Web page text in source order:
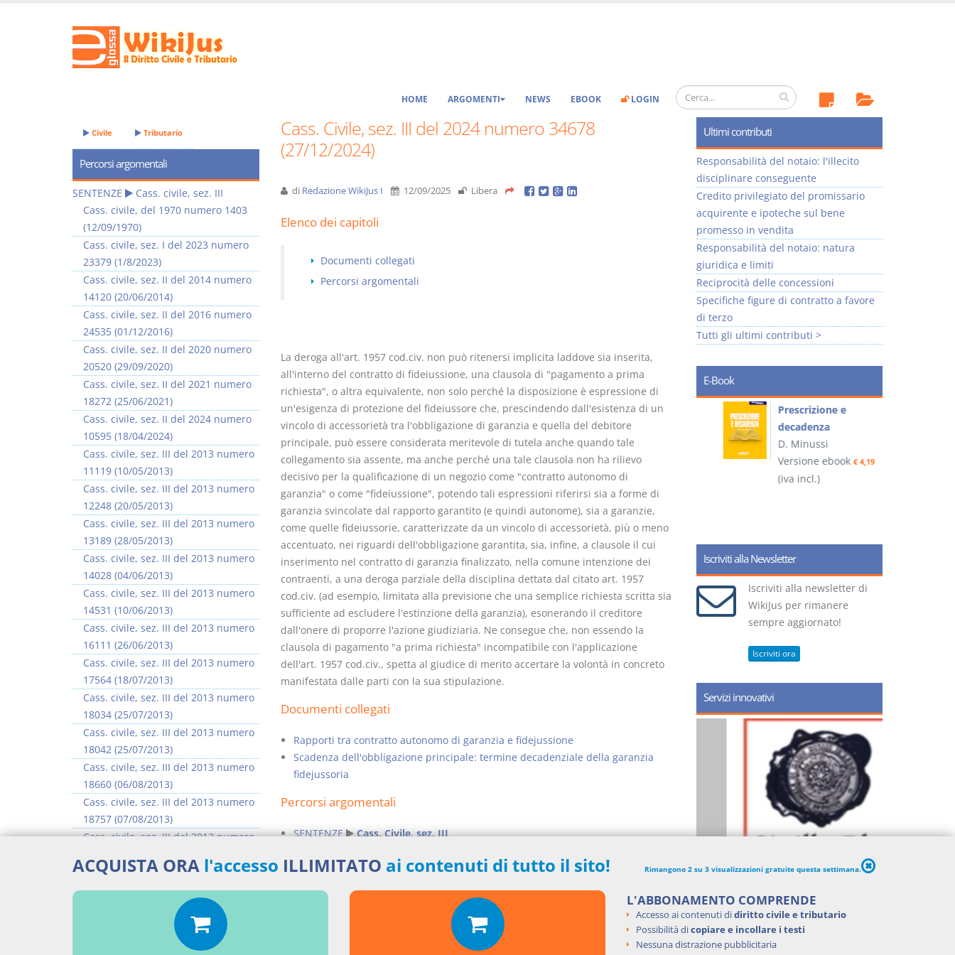
HOME ARGOMENTI NEWS EBOOK LOGIN
Cass. Civile, sez. III del 2024 numero 34678
(27/12/2024)
di Redazione WikiJus I 12/09/2025 Libera
Elenco dei capitoli
Documenti collegati
Percorsi argomentali
La deroga all'art. 1957 cod.civ. non può ritenersi implicita laddove sia inserita,
all'interno del contratto di fideiussione, una clausola di "pagamento a prima
richiesta", o altra equivalente, non solo perché la disposizione è espressione di
un'esigenza di protezione del fideiussore che, prescindendo dall'esistenza di un
vincolo di accessorietà tra l'obbligazione di garanzia e quella del debitore
principale, può essere considerata meritevole di tutela anche quando tale
collegamento sia assente, ma anche perché una tale clausola non ha rilievo
decisivo per la qualificazione di un negozio come "contratto autonomo di
garanzia" o come "fideiussione", potendo tali espressioni riferirsi sia a forme di
garanzia svincolate dal rapporto garantito (e quindi autonome), sia a garanzie,
come quelle fideiussorie, caratterizzate da un vincolo di accessorietà, più o meno
accentuato, nei riguardi dell'obbligazione garantita, sia, infine, a clausole il cui
inserimento nel contratto di garanzia finalizzato, nella comune intenzione dei
contraenti, a una deroga parziale della disciplina dettata dal citato art. 1957
cod.civ. (ad esempio, limitata alla previsione che una semplice richiesta scritta sia
sufficiente ad escludere l'estinzione della garanzia), esonerando il creditore
dall'onere di proporre l'azione giudiziaria. Ne consegue che, non essendo la
clausola di pagamento "a prima richiesta" incompatibile con l'applicazione
dell'art. 1957 cod.civ., spetta al giudice di merito accertare la volontà in concreto
manifestata dalle parti con la sua stipulazione.
Documenti collegati
Rapporti tra contratto autonomo di garanzia e fidejussione
Scadenza dell'obbligazione principale: termine decadenziale della garanzia
fidejussoria
Percorsi argomentali
SENTENZE Cass. Civile, sez. III
Aggiungi un commento
Civile Tributario
Percorsi argomentali
SENTENZE
Cass. civile, sez. III
Cass. civile, del 1970 numero 1403
(12/09/1970)
Cass. civile, sez. I del 2023 numero
23379 (1/8/2023)
Cass. civile, sez. II del 2014 numero
14120 (20/06/2014)
Cass. civile, sez. II del 2016 numero
24535 (01/12/2016)
Cass. civile, sez. II del 2020 numero
20520 (29/09/2020)
Cass. civile, sez. II del 2021 numero
18272 (25/06/2021)
Cass. civile, sez. II del 2024 numero
10595 (18/04/2024)
Cass. civile, sez. III del 2013 numero
11119 (10/05/2013)
Cass. civile, sez. III del 2013 numero
12248 (20/05/2013)
Cass. civile, sez. III del 2013 numero
13189 (28/05/2013)
Cass. civile, sez. III del 2013 numero
14028 (04/06/2013)
Cass. civile, sez. III del 2013 numero
14531 (10/06/2013)
Cass. civile, sez. III del 2013 numero
16111 (26/06/2013)
Cass. civile, sez. III del 2013 numero
17564 (18/07/2013)
Cass. civile, sez. III del 2013 numero
18034 (25/07/2013)
Cass. civile, sez. III del 2013 numero
18042 (25/07/2013)
Cass. civile, sez. III del 2013 numero
18660 (06/08/2013)
Cass. civile, sez. III del 2013 numero
18757 (07/08/2013)
Cass. civile, sez. III del 2013 numero
Cass. civile, sez. III del 2013 numero
18923 (08/08/2013)
>> Vai all'argomento completo
Ultimi contributi
Responsabilità del notaio: l'illecito
disciplinare conseguente
Credito privilegiato del promissario
acquirente e ipoteche sul bene
promesso in vendita
Responsabilità del notaio: natura
giuridica e limiti
Reciprocità delle concessioni
Specifiche figure di contratto a favore
di terzo
Tutti gli ultimi contributi >
E-Book
I Vincoli Preliminari
D. Minussi
Versione ebook€ 4,19
(iva incl.)
Usufrutto Uso e
Abitazione
D. Minussi
Versione ebook
(iva incl.)
Prescrizione e
decadenza
D. Minussi
Versione ebook€ 4,19
(iva incl.)
Iscriviti alla Newsletter
Iscriviti alla newsletter di
WikiJus per rimanere
sempre aggiornato!
Iscriviti ora
Servizi innovativi
ACQUISTA ORA l'accesso ILLIMITATO ai contenuti di tutto il sito! Rimangono 2 su 3 visualizzazioni gratuite questa settimana.
L'ABBONAMENTO COMPRENDE
Accesso ai contenuti didiritto civile e tributario
Possibilità dicopiare e incollare i testi
Nessuna distrazione pubblicitaria